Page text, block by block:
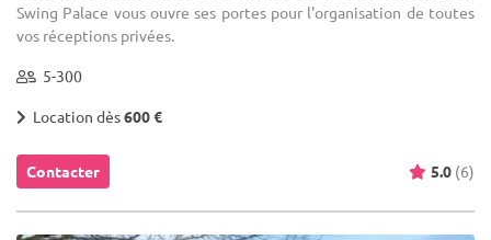
Swing Palace vous ouvre ses portes pour l'organisation de toutes
vos réceptions privées.
5-300
Location dès600 €
Contacter 5.0 (6)